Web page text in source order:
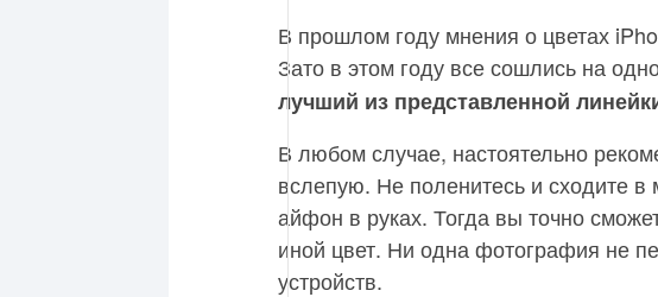
В прошлом году мнения о цветах
Зато в этом году все сошлись на
лучший из представленной
В любом случае, настоятельно
вслепую. Не поленитесь и сходите в
айфон в руках. Тогда вы точно
иной цвет. Ни одна фотография не
устройств.